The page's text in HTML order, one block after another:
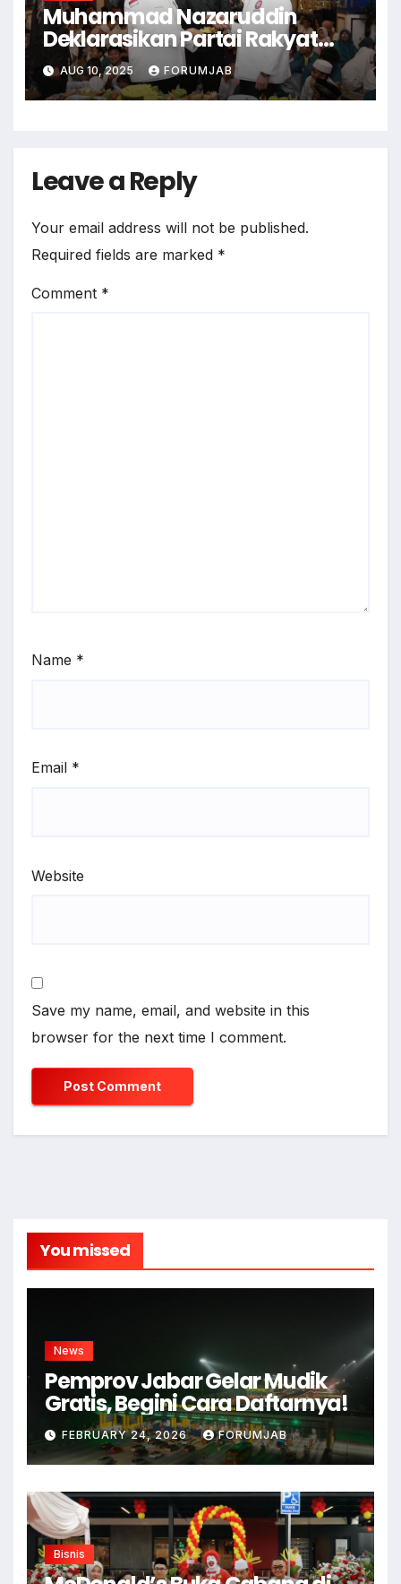
Muhammad Nazaruddin
Deklarasikan Partai Rakyat
Indonesia
AUG 10, 2025 FORUMJAB
Leave a Reply
Your email address will not be published.
Required fields are marked *
Comment *
Name *
Email *
Website
Save my name, email, and website in this
browser for the next time I comment.
You missed
News
Pemprov Jabar Gelar Mudik
Gratis, Begini Cara Daftarnya!
FEBRUARY 24, 2026 FORUMJAB
Bisnis